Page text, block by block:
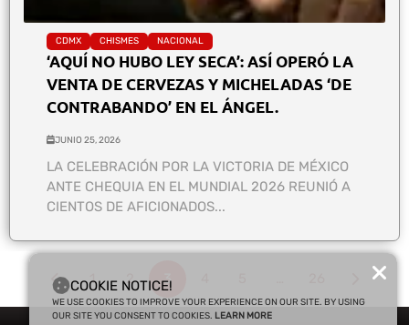
CDMX CHISMES NACIONAL
‘AQUÍ NO HUBO LEY SECA’: ASÍ OPERÓ LA
VENTA DE CERVEZAS Y MICHELADAS ‘DE
CONTRABANDO’ EN EL ÁNGEL.
JUNIO 25, 2026
LA CELEBRACIÓN POR LA VICTORIA DE MÉXICO
ANTE CHEQUIA EN EL MUNDIAL 2026 REUNIÓ A
CIENTOS DE AFICIONADOS...
1 2 3
COOKIE NOTICE!
WE USE COOKIES TO IMPROVE YOUR EXPERIENCE ON OUR SITE. BY USING
OUR SITE YOU CONSENT TO COOKIES. LEARN MORE